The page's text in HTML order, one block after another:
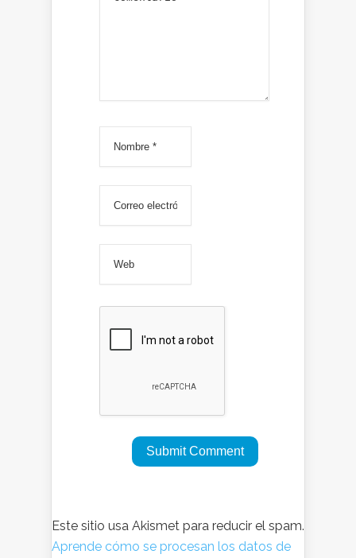
Este sitio usa Akismet para reducir el spam.
Aprende cómo se procesan los datos de